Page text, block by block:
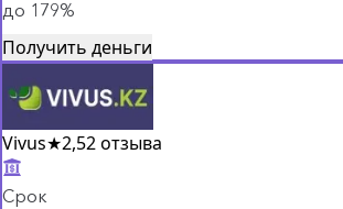
до 179%
Получить деньги
Vivus★2,52 отзыва
Срок